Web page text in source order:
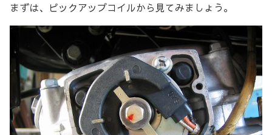
まずは、ピックアップコイルから見てみましょう。